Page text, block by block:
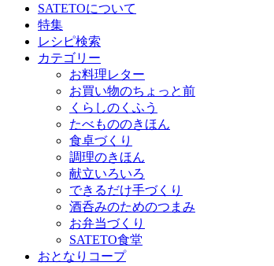
SATETOについて
特集
レシピ検索
カテゴリー
お料理レター
お買い物のちょっと前
くらしのくふう
たべもののきほん
食卓づくり
調理のきほん
献立いろいろ
できるだけ手づくり
酒呑みのためのつまみ
お弁当づくり
SATETO食堂
おとなりコープ